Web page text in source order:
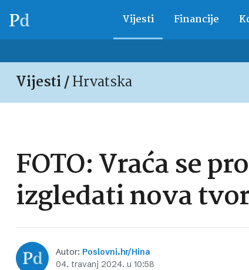
Vijesti Financije
Vijesti /Hrvatska
FOTO: Vraća se
izgledati nova
Autor: Poslovni.hr/Hina
04. travanj 2024. u 10:58